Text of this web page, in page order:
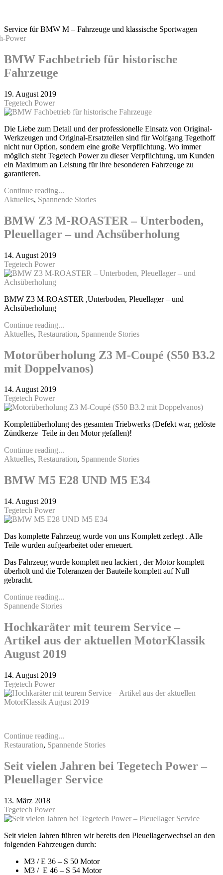
Service für BMW M – Fahrzeuge und klassische Sportwagen
BMW Fachbetrieb für historische
Fahrzeuge
19. August 2019
Tegetech Power
Die Liebe zum Detail und der professionelle Einsatz von Original-
Werkzeugen und Original-Ersatzteilen sind für Wolfgang Tegethoff
nicht nur Option, sondern eine große Verpflichtung. Wo immer
möglich steht Tegetech Power zu dieser Verpflichtung, um Kunden
ein Maximum an Leistung für ihre besonderen Fahrzeuge zu
garantieren.
Continue reading...
Aktuelles, Spannende Stories
BMW Z3 M-ROASTER – Unterboden,
Pleuellager – und Achsüberholung
14. August 2019
Tegetech Power
BMW Z3 M-ROASTER ,Unterboden, Pleuellager – und
Achsüberholung
Continue reading...
Aktuelles, Restauration, Spannende Stories
Motorüberholung Z3 M-Coupé (S50 B3.2
mit Doppelvanos)
14. August 2019
Tegetech Power
Komplettüberholung des gesamten Triebwerks (Defekt war, gelöste
Zündkerze Teile in den Motor gefallen)!
Continue reading...
Aktuelles, Restauration, Spannende Stories
BMW M5 E28 UND M5 E34
14. August 2019
Tegetech Power
Das komplette Fahrzeug wurde von uns Komplett zerlegt . Alle
Teile wurden aufgearbeitet oder erneuert.
Das Fahrzeug wurde komplett neu lackiert , der Motor komplett
überholt und die Toleranzen der Bauteile komplett auf Null
gebracht.
Continue reading...
Spannende Stories
Hochkaräter mit teurem Service –
Artikel aus der aktuellen MotorKlassik
August 2019
14. August 2019
Tegetech Power
Continue reading...
Restauration, Spannende Stories
Seit vielen Jahren bei Tegetech Power –
Pleuellager Service
13. März 2018
Tegetech Power
Seit vielen Jahren führen wir bereits den Pleuellagerwechsel an den
folgenden Fahrzeugen durch:
M3 / E 36 – S 50 Motor
M3 / E 46 – S 54 Motor